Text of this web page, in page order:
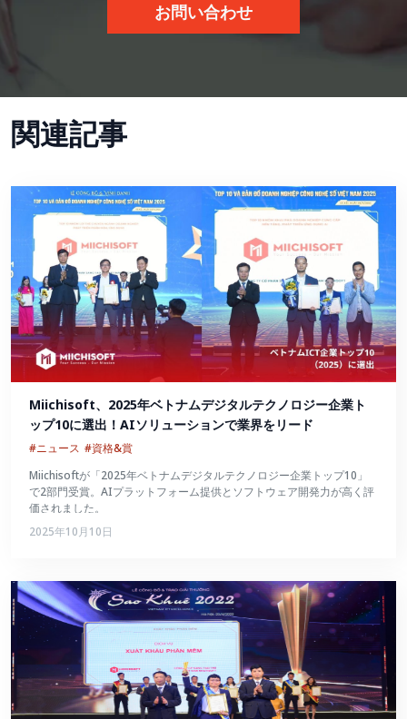
お問い合わせ
関連記事
Miichisoft、2025年ベトナムデジタルテクノロジー企業ト
ップ10に選出！AIソリューションで業界をリード
#ニュース #資格&賞
Miichisoftが「2025年ベトナムデジタルテクノロジー企業トップ10」
で2部門受賞。AIプラットフォーム提供とソフトウェア開発力が高く評
価されました。
2025年10月10日